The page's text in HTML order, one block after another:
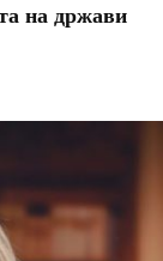
на држави